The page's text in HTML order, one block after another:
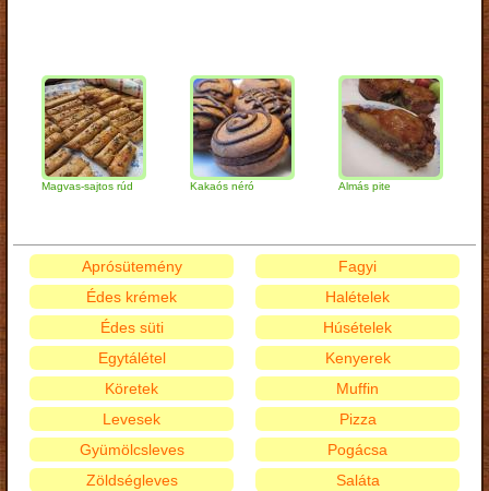
rúd Kakaós néró Almás pite
Aprósütemény
Édes krémek
Édes süti
Egytálétel
Fagyi
Halételek
Húsételek
Kenyerek
Köretek
Levesek
Gyümölcsleves
Zöldségleves
Muffin
Pizza
Pogácsa
Saláta